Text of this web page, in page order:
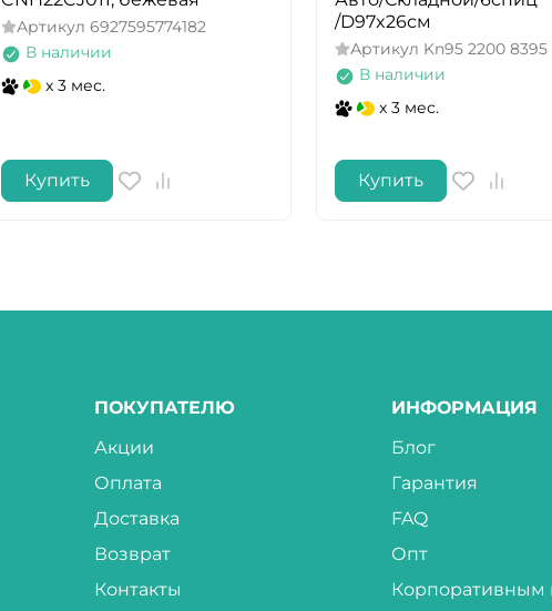
Артикул 6927595774182
В наличии
x 3 мес.
Купить
/D97x26см
Артикул Kn95 2200 8395
В наличии
x 3 мес.
Купить
ПОКУПАТЕЛЮ
Акции
Оплата
Доставка
Возврат
Контакты
ИНФОРМАЦИЯ
Блог
Гарантия
FAQ
Опт
Корпоративным